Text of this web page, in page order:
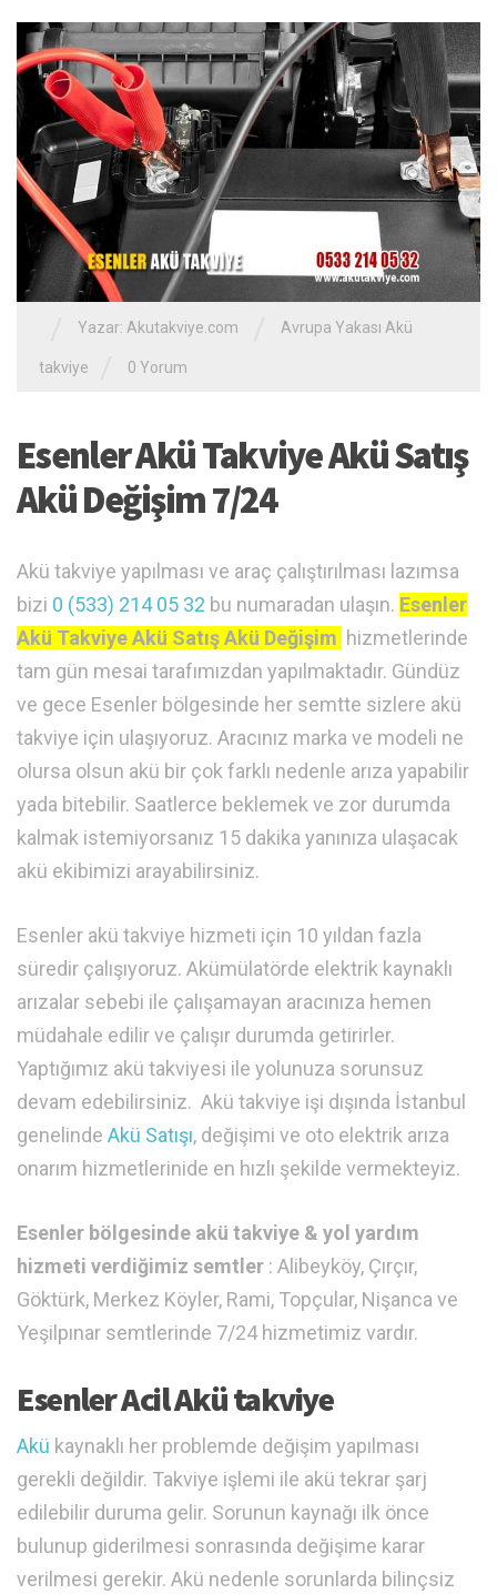
Yazar: Akutakviye.com Avrupa Yakası Akü
takviye 0 Yorum
Esenler Akü Takviye Akü Satış
Akü Değişim 7/24
Akü takviye yapılması ve araç çalıştırılması lazımsa
bizi 0 (533) 214 05 32 bu numaradan ulaşın. Esenler
Akü Takviye Akü Satış Akü Değişim hizmetlerinde
tam gün mesai tarafımızdan yapılmaktadır. Gündüz
ve gece Esenler bölgesinde her semtte sizlere akü
takviye için ulaşıyoruz. Aracınız marka ve modeli ne
olursa olsun akü bir çok farklı nedenle arıza yapabilir
yada bitebilir. Saatlerce beklemek ve zor durumda
kalmak istemiyorsanız 15 dakika yanınıza ulaşacak
akü ekibimizi arayabilirsiniz.
Esenler akü takviye hizmeti için 10 yıldan fazla
süredir çalışıyoruz. Akümülatörde elektrik kaynaklı
arızalar sebebi ile çalışamayan aracınıza hemen
müdahale edilir ve çalışır durumda getirirler.
Yaptığımız akü takviyesi ile yolunuza sorunsuz
devam edebilirsiniz. Akü takviye işi dışında İstanbul
genelinde Akü Satışı, değişimi ve oto elektrik arıza
onarım hizmetlerinide en hızlı şekilde vermekteyiz.
Esenler bölgesinde akü takviye & yol yardım
hizmeti verdiğimiz semtler : Alibeyköy, Çırçır,
Göktürk, Merkez Köyler, Rami, Topçular, Nişanca ve
Yeşilpınar semtlerinde 7/24 hizmetimiz vardır.
Esenler Acil Akü takviye
Akü kaynaklı her problemde değişim yapılması
gerekli değildir. Takviye işlemi ile akü tekrar şarj
edilebilir duruma gelir. Sorunun kaynağı ilk önce
bulunup giderilmesi sonrasında değişime karar
verilmesi gerekir. Akü nedenle sorunlarda bilinçsiz